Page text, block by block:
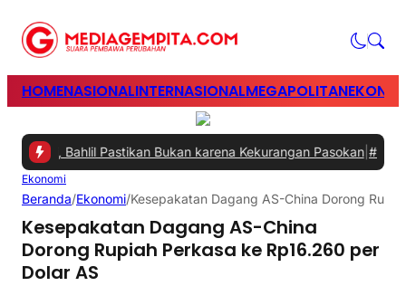
HOMENASIONALINTERNASIONALMEGAPOLITAN
Bahlil Pastikan Bukan karena Kekurangan Pasokan|#2 -
Ekonomi
Beranda/Ekonomi/Kesepakatan Dagang AS-China Dorong
Kesepakatan Dagang AS-China
Dorong Rupiah Perkasa ke Rp16.260 per
Dolar AS